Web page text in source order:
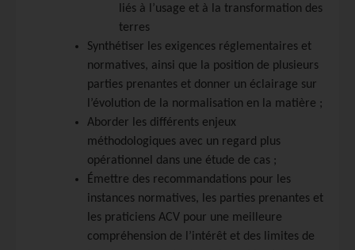
liés à l’usage et à la transformation des
terres
Synthétiser les exigences réglementaires et
normatives, ainsi que la position de plusieurs
parties prenantes et donner un éclairage sur
l’évolution de la normalisation en la matière ;
Aborder les différents enjeux
méthodologiques avec un regard plus
opérationnel dans une étude de cas ;
Émettre des recommandations pour les
instances normatives, les parties prenantes et
les praticiens ACV pour une meilleure
compréhension de l’intérêt et des limites de